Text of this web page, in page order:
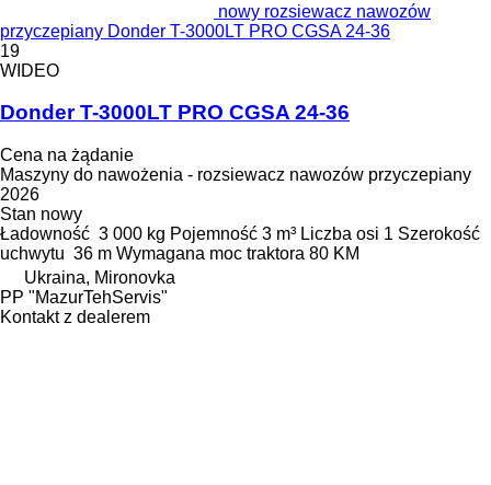
nowy rozsiewacz nawozów
przyczepiany Donder T-3000LT PRO CGSA 24-36
19
WIDEO
Donder T-3000LT PRO CGSA 24-36
Cena na żądanie
Maszyny do nawożenia - rozsiewacz nawozów przyczepiany
2026
Stan nowy
Ładowność 3 000 kg Pojemność 3 m³ Liczba osi 1 Szerokość
uchwytu 36 m Wymagana moc traktora 80 KM
Ukraina, Mironovka
PP "MazurTehServis"
Kontakt z dealerem